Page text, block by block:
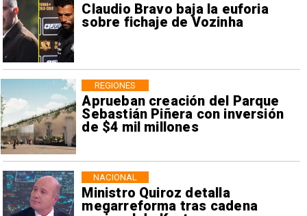
Claudio Bravo baja la euforia
sobre fichaje de Vozinha
Aprueban creación del Parque
Sebastián Piñera con inversión
de $4 mil millones
REGIONES
Ministro Quiroz detalla
megarreforma tras cadena
NACIONAL